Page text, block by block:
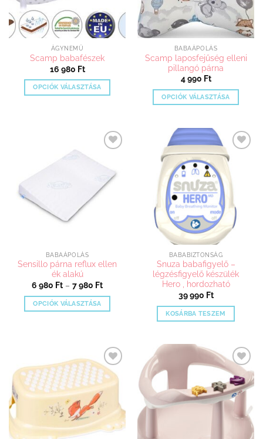
termékoldalon
választhatók
ÁGYNEMŰ
Scamp babafészek
16 980 Ft
OPCIÓK VÁLASZTÁSA
variációja
változatok
termékoldalon
választhatók
BABAÁPOLÁS
Scamp laposfejűség elleni
pillangó párna
4 990 Ft
OPCIÓK VÁLASZTÁSA
terméknek
több
variációja
van.
A
változatok
a
termékoldalon
választhatók
ki
Kedvenceimhez
BABAÁPOLÁS
Sensillo párna reflux ellen
ék alakú
6 980 Ft – 7 980 FtÁrtartomány:
980 Ft
OPCIÓK VÁLASZTÁSA
variációja
van.
A
változatok
a
termékoldalon
Kedvenceimhez
adom
BABABIZTONSÁG
Snuza babafigyelő –
légzésfigyelő készülék
Hero , hordozható
39 990 Ft
KOSÁRBA TESZEM
Kedvenceimhez
adom
Kedvenceimhez
adom